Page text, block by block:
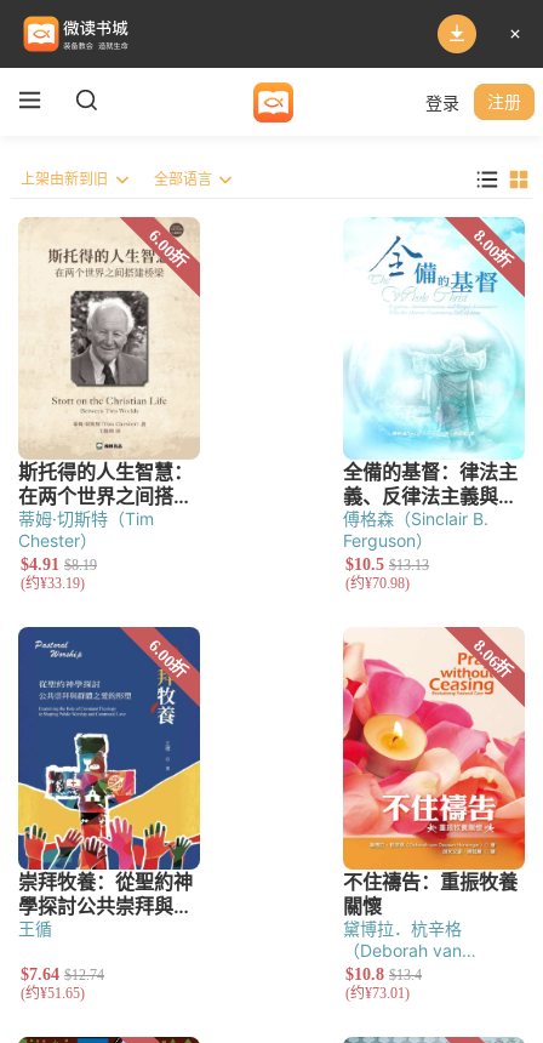
登录 注册
蒂姆·切斯特（Tim
Chester）
傅格森（Sinclair B.
Ferguson）
王循
黛博拉．杭辛格
（Deborah van
Deusen Hunsinger）